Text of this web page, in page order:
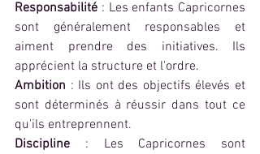
Responsabilité : Les enfants Capricornes
sont généralement responsables et
aiment prendre des initiatives. Ils
apprécient la structure et l'ordre.
Ambition : Ils ont des objectifs élevés et
sont déterminés à réussir dans tout ce
qu'ils entreprennent.
Discipline : Les Capricornes sont